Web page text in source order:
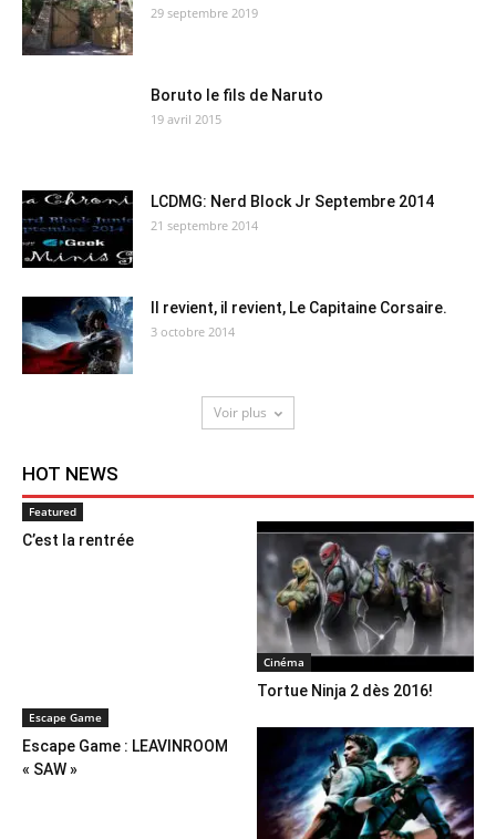
29 septembre 2019
Boruto le fils de Naruto
19 avril 2015
LCDMG: Nerd Block Jr Septembre 2014
21 septembre 2014
Il revient, il revient, Le Capitaine Corsaire.
3 octobre 2014
Voir plus
HOT NEWS
Featured
C’est la rentrée
Cinéma
Tortue Ninja 2 dès 2016!
Escape Game
Escape Game : LEAVINROOM
« SAW »